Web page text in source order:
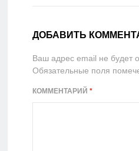
Бутово
ДОБАВИТЬ
Ваш адрес email не будет
Обязательные поля
КОММЕНТАРИЙ *